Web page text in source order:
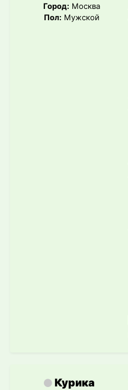
Город: Москва
Пол: Мужской
Курика